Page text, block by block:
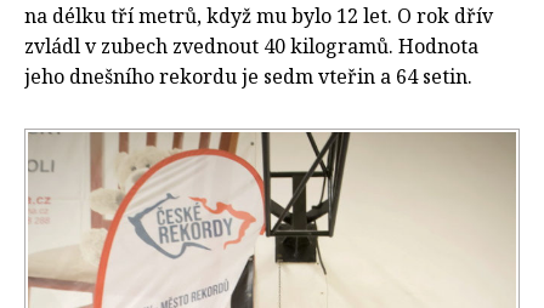
na délku tří metrů, když mu bylo 12 let. O rok dřív
zvládl v zubech zvednout 40 kilogramů. Hodnota
jeho dnešního rekordu je sedm vteřin a 64 setin.